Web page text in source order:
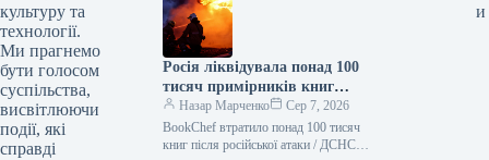
культуру та
технології.
Ми прагнемо
бути голосом
суспільства,
висвітлюючи
події, які
справді
продукція. Як повідомляє Delo.ua,
Росія ліквідувала понад 100
тисяч примірників книг
BookChef: деталі події
Назар Марченко
Сер 7, 2026
BookChef втратило понад 100 тисяч
книг після російської атаки / ДСНС
и